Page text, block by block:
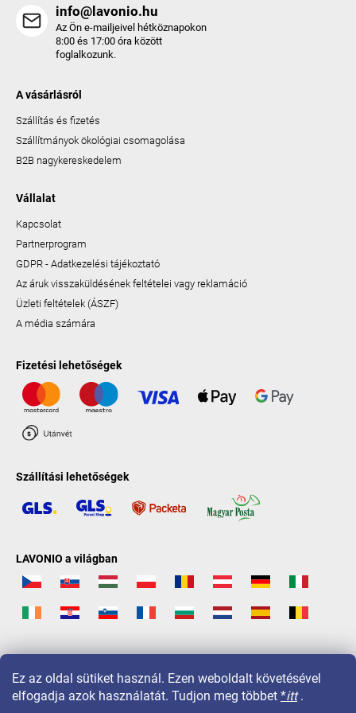
Ez az oldal sütiket használ. Ezen weboldalt követésével
elfogadja azok használatát. Tudjon meg többet *itt.
info@lavonio.hu
Az Ön e-mailjeivel hétköznapokon
8:00 és 17:00 óra között
foglalkozunk.
A vásárlásról
Szállítás és fizetés
Szállítmányok ökológiai csomagolása
B2B nagykereskedelem
Vállalat
Kapcsolat
Partnerprogram
GDPR - Adatkezelési tájékoztató
Az áruk visszaküldésének feltételei vagy reklamáció
Üzleti feltételek (ÁSZF)
A média számára
Fizetési lehetőségek
Szállítási lehetőségek
LAVONIO a világban